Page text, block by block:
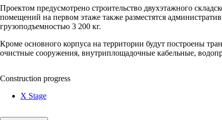
Проектом предусмотрено строительство двухэтажного
помещений на первом этаже также разместятся
грузоподъемностью 3 200 кг.
Кроме основного корпуса на территории будут построены
очистные сооружения, внутриплощадочные кабельные,
Construction progress
X Stage